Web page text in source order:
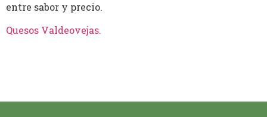
entre sabor y precio.
Quesos Valdeovejas.